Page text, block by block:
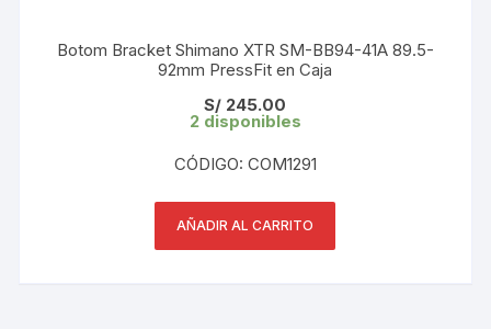
Botom Bracket Shimano XTR SM-BB94-41A 89.5-
92mm PressFit en Caja
S/ 245.00
2 disponibles
CÓDIGO: COM1291
AÑADIR AL CARRITO